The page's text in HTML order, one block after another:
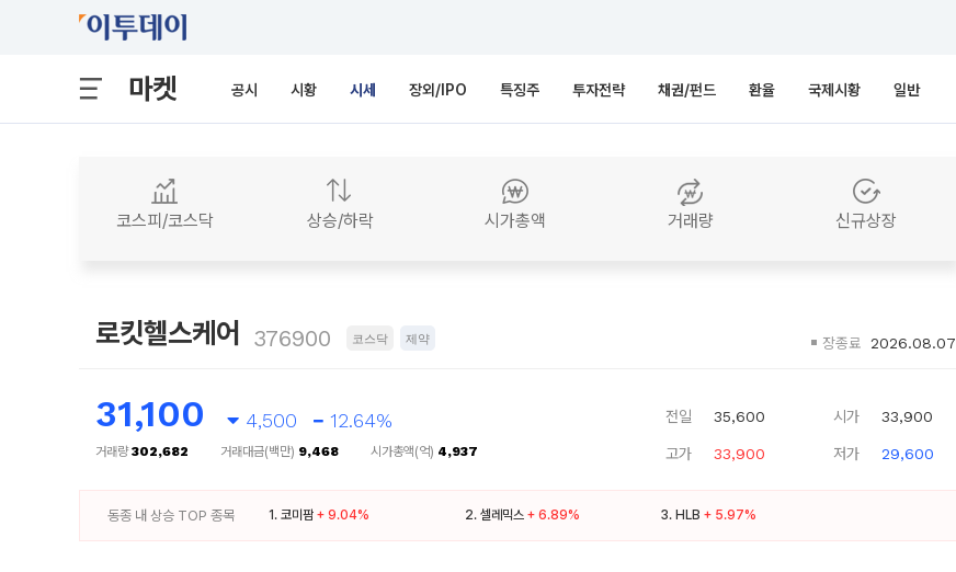
마켓 공시 시황 시세 장외/IPO 특징주 투자전략 채권/펀드 환율 국제시황 일반
코스피/코스닥 상승/하락 시가총액 거래량 신규상장
로킷헬스케어 376900 코스닥 제약 장종료 2026.08.07
31,100 4,500 12.64%
거래량302,682 거래대금(백만) 9,468 시가총액(억) 4,937
전일 35,600
고가 33,900
시가 33,900
저가 29,600
동종 내 상승 TOP 종목 1. 코미팜 + 9.04% 2. 셀레믹스 + 6.89% 3. HLB + 5.97%